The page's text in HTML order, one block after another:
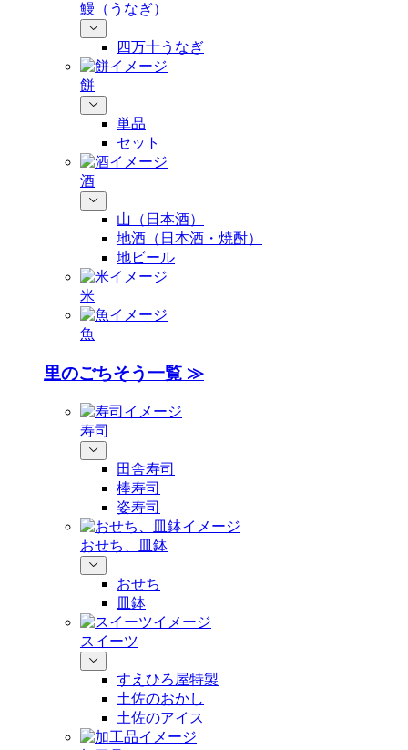
鰻（うなぎ）
四万十うなぎ
餅
単品
セット
酒
山（日本酒）
地酒（日本酒・焼酎）
地ビール
米
魚
里のごちそう一覧 ≫
寿司
田舎寿司
棒寿司
姿寿司
おせち、皿鉢
おせち
皿鉢
スイーツ
すえひろ屋特製
土佐のおかし
土佐のアイス